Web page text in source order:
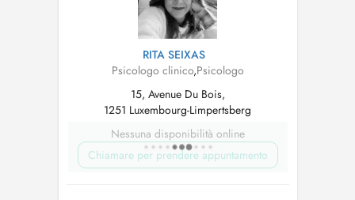
RITA SEIXAS
Psicologo clinico,Psicologo
15, Avenue Du Bois,
1251 Luxembourg-Limpertsberg
Nessuna disponibilità online
Chiamare per prendere appuntamento